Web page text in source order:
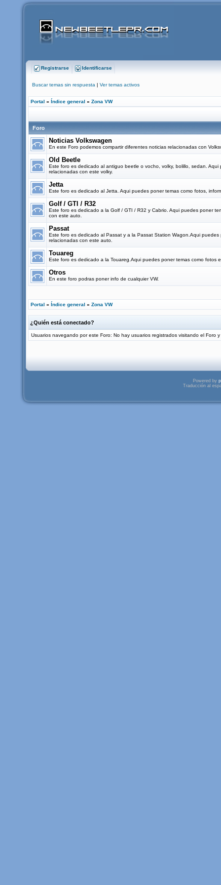
Registrarse Identificarse
Buscar temas sin respuesta | Ver temas activos
Portal » Índice general » Zona VW
Foro
Noticias Volkswagen
En este Foro podemos compartir diferentes noticias relacionadas con
Old Beetle
Este foro es dedicado al antiguo beetle o vocho, volky, bolillo, sedan.
relacionadas con este volky.
Jetta
Este foro es dedicado al Jetta. Aqui puedes poner temas como fotos,
Golf / GTI / R32
Este foro es dedicado a la Golf / GTI / R32 y Cabrio. Aqui puedes poner
con este auto.
Passat
Este foro es dedicado al Passat y a la Passat Station Wagon.Aqui
relacionadas con este auto.
Touareg
Este foro es dedicado a la Touareg.Aqui puedes poner temas como fotos
Otros
En este foro podras poner info de cualquier VW.
Portal » Índice general » Zona VW
¿Quién está conectado?
Usuarios navegando por este Foro: No hay usuarios registrados visitando el Foro
Powered by
Traducción al